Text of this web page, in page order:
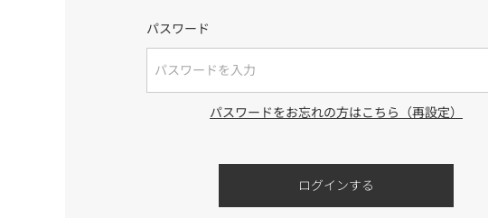
パスワード
パスワードをお忘れの方はこちら（再設定）